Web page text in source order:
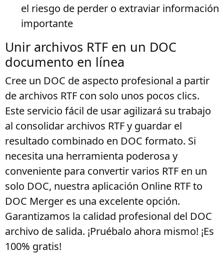
el riesgo de perder o extraviar información
importante
Unir archivos RTF en un DOC
documento en línea
Cree un DOC de aspecto profesional a partir
de archivos RTF con solo unos pocos clics.
Este servicio fácil de usar agilizará su trabajo
al consolidar archivos RTF y guardar el
resultado combinado en DOC formato. Si
necesita una herramienta poderosa y
conveniente para convertir varios RTF en un
solo DOC, nuestra aplicación Online RTF to
DOC Merger es una excelente opción.
Garantizamos la calidad profesional del DOC
archivo de salida. ¡Pruébalo ahora mismo! ¡Es
100% gratis!